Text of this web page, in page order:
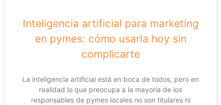
Inteligencia artificial para marketing
en pymes: cómo usarla hoy sin
complicarte
La inteligencia artificial está en boca de todos, pero en
realidad lo que preocupa a la mayoría de los
responsables de pymes locales no son titulares ni